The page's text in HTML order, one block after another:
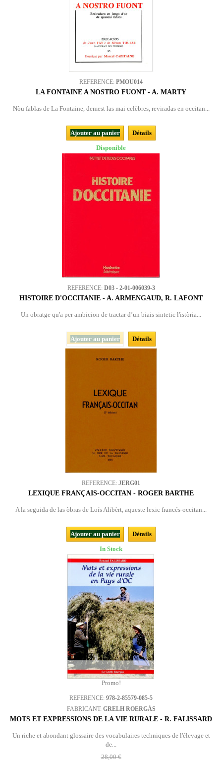
REFERENCE: PMOU014
LA FONTAINE A NOSTRO FUONT - A. MARTY
Nòu fablas de La Fontaine, demest las mai celèbres, reviradas en occitan...
Ajouter au panier
Détails
Disponible
REFERENCE: D03 - 2-01-006039-3
HISTOIRE D'OCCITANIE - A. ARMENGAUD, R. LAFONT
Un obratge qu'a per ambicion de tractar d’un biais sintetic l'istòria...
Ajouter au panier Détails
REFERENCE: JERG01
LEXIQUE FRANÇAIS-OCCITAN - ROGER BARTHE
A la seguida de las òbras de Loís Alibèrt, aqueste lexic francés-occitan...
Ajouter au panier
Détails
In Stock
Promo!
REFERENCE: 978-2-85579-085-5
FABRICANT: GRELH ROERGÀS
MOTS ET EXPRESSIONS DE LA VIE RURALE - R. FALISSARD
Un riche et abondant glossaire des vocabulaires techniques de l'élevage et
de...
28,00 €